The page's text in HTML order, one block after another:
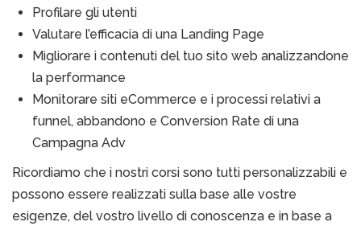
Profilare gli utenti
Valutare l’efficacia di una Landing Page
Migliorare i contenuti del tuo sito web analizzandone
la performance
Monitorare siti eCommerce e i processi relativi a
funnel, abbandono e Conversion Rate di una
Campagna Adv
Ricordiamo che i nostri corsi sono tutti personalizzabili e
possono essere realizzati sulla base alle vostre
esigenze, del vostro livello di conoscenza e in base a